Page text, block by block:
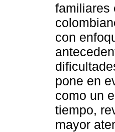
familiares
con
pone en
como un
tiempo,
mayor